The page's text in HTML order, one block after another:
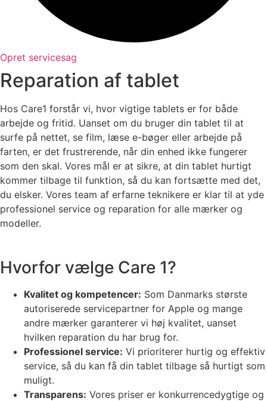
Opret servicesag
Reparation af tablet
Hos Care1 forstår vi, hvor vigtige tablets er for både
arbejde og fritid. Uanset om du bruger din tablet til at
surfe på nettet, se film, læse e-bøger eller arbejde på
farten, er det frustrerende, når din enhed ikke fungerer
som den skal. Vores mål er at sikre, at din tablet hurtigt
kommer tilbage til funktion, så du kan fortsætte med det,
du elsker. Vores team af erfarne teknikere er klar til at yde
professionel service og reparation for alle mærker og
modeller.
Hvorfor vælge Care 1?
Kvalitet og kompetencer: Som Danmarks største
autoriserede servicepartner for Apple og mange
andre mærker garanterer vi høj kvalitet, uanset
hvilken reparation du har brug for.
Professionel service: Vi prioriterer hurtig og effektiv
service, så du kan få din tablet tilbage så hurtigt som
muligt.
Transparens: Vores priser er konkurrencedygtige og